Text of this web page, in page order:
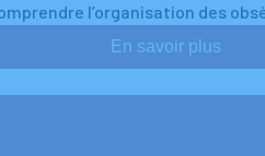
l’organisation des
En savoir plus